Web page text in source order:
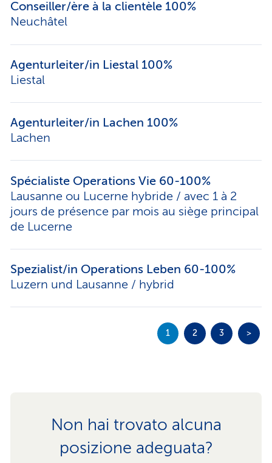
Conseiller/ère à la clientèle 100%
Neuchâtel
Agenturleiter/in Liestal 100%
Liestal
Agenturleiter/in Lachen 100%
Lachen
Spécialiste Operations Vie 60-100%
Lausanne ou Lucerne hybride / avec 1 à 2
jours de présence par mois au siège principal
de Lucerne
Spezialist/in Operations Leben 60-100%
Luzern und Lausanne / hybrid
1 2 3 >
Non hai trovato alcuna
posizione adeguata?